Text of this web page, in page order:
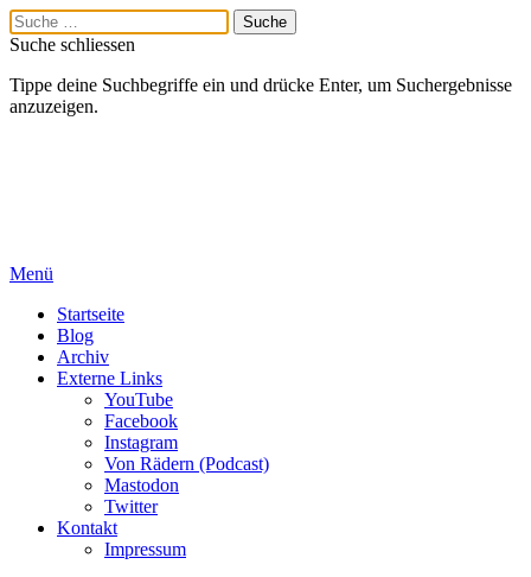
Suche schliessen
Tippe deine Suchbegriffe ein und drücke Enter, um Suchergebnisse
anzuzeigen.
Menü
Startseite
Blog
Archiv
Externe Links
YouTube
Facebook
Instagram
Von Rädern (Podcast)
Mastodon
Twitter
Kontakt
Impressum